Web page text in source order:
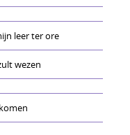
leer ter ore
wezen